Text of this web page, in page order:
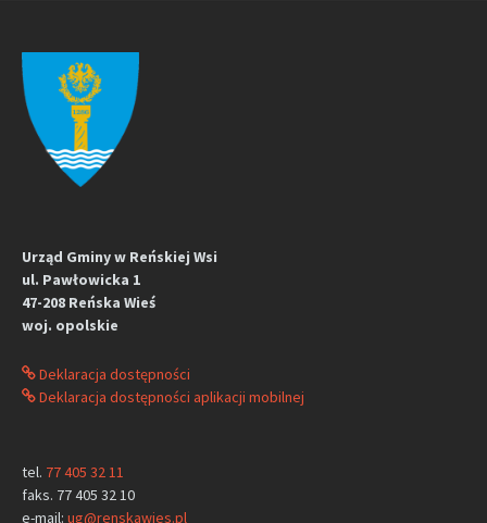
Urząd Gminy w Reńskiej Wsi
ul. Pawłowicka 1
47-208 Reńska Wieś
woj. opolskie
Deklaracja dostępności
Deklaracja dostępności aplikacji mobilnej
tel. 77 405 32 11
faks. 77 405 32 10
e-mail: ug@renskawies.pl